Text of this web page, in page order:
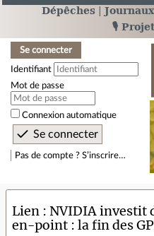
Dépêches Journaux
🎙️
Se connecter
Identifiant
Mot de passe
Connexion automatique
Pas de compte ? S’inscrire…
Lien
NVIDIA investit
en-point : la fin des